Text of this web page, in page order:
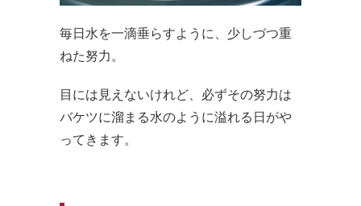
毎日水を一滴垂らすように、少しづつ重
ねた努力。
目には見えないけれど、必ずその努力は
バケツに溜まる水のように溢れる日がや
ってきます。